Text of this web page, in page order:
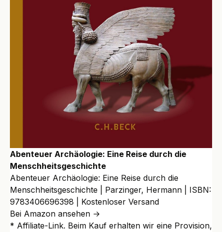
Abenteuer Archäologie: Eine Reise durch die
Menschheitsgeschichte
Abenteuer Archäologie: Eine Reise durch die
Menschheitsgeschichte | Parzinger, Hermann | ISBN:
9783406696398 | Kostenloser Versand
Bei Amazon ansehen →
* Affiliate-Link. Beim Kauf erhalten wir eine Provision,